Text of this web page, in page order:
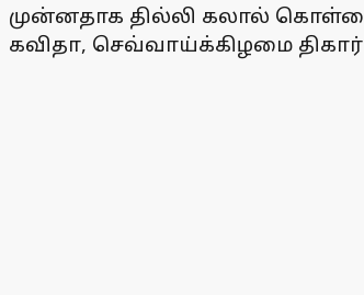
முன்னதாக தில்லி கலால்
கவிதா, செவ்வாய்க்கிழமை